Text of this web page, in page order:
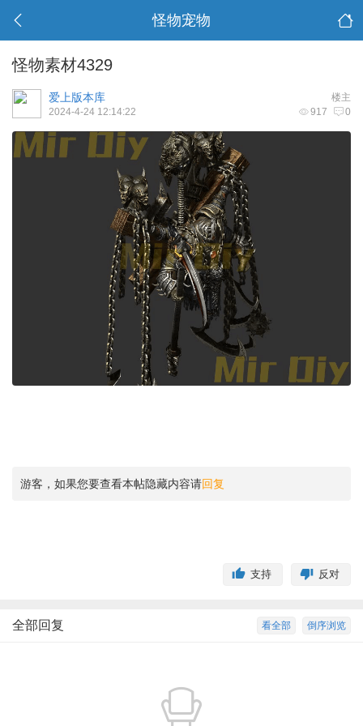
怪物宠物
怪物素材4329
楼主
爱上版本库
917 0
2024-4-24 12:14:22
游客，如果您要查看本帖隐藏内容请回复
反对
支持
倒序浏览
看全部
全部回复